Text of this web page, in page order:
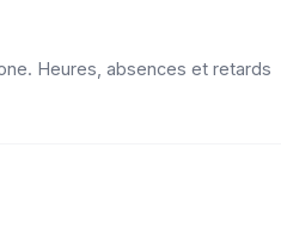
Heures, absences et retards